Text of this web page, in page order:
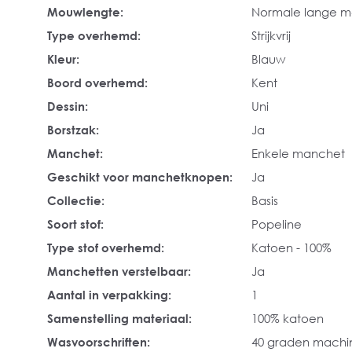
Mouwlengte:
Normale lange
Type overhemd:
Strijkvrij
Kleur:
Blauw
Boord overhemd:
Kent
Dessin:
Uni
Borstzak:
Ja
Manchet:
Enkele manchet
Geschikt voor manchetknopen:
Ja
Collectie:
Basis
Soort stof:
Popeline
Type stof overhemd:
Katoen - 100%
Manchetten verstelbaar:
Ja
Aantal in verpakking:
1
Samenstelling materiaal:
100% katoen
Wasvoorschriften:
40 graden